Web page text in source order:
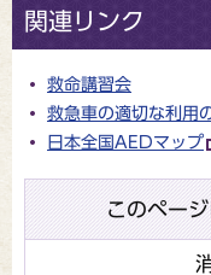
関連リンク
救命講習会
救急車の適切な利用
日本全国AEDマップ
このペー